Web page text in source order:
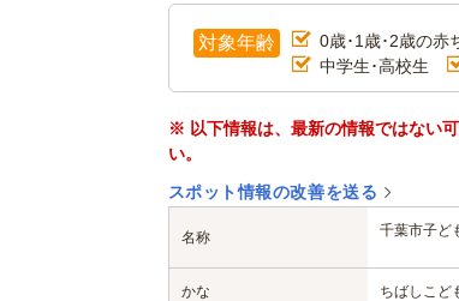
対象年齢 0歳･1歳･2歳の赤
中学生･高校生
※ 以下情報は、最新の情報ではない
い。
スポット情報の改善を送る
名称 千葉市子ど
かな ちばしこど